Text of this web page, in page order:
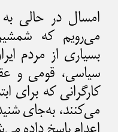
امسال در حالی به
می‌رویم که
بسیاری از مردم
سیاسی، قومی و
کارگرانی که برای
می‌کنند، به‌جای